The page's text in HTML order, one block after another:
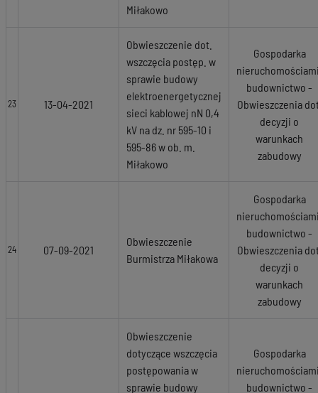
Miłakowo
23 13-04-2021
Obwieszczenie dot.
wszczęcia postęp. w
sprawie budowy
elektroenergetycznej
sieci kablowej nN 0,4
kV na dz. nr 595-10 i
595-86 w ob. m.
Miłakowo
Gospodarka
budownictwo -
Obwieszczenia
decyzji o
warunkach
zabudowy
24 07-09-2021
Obwieszczenie
Burmistrza Miłakowa
Gospodarka
budownictwo -
Obwieszczenia
decyzji o
warunkach
zabudowy
Obwieszczenie
dotyczące wszczęcia
postępowania w
sprawie budowy
Gospodarka
budownictwo -